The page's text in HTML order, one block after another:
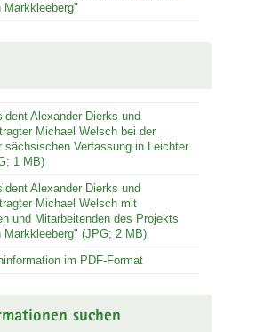
Alexander Dierks und
Michael Welsch bei der
sächsischen Verfassung in Leichter
1 MB)
Alexander Dierks und
Michael Welsch mit
und Mitarbeitenden des Projekts
Markkleeberg" (JPG; 2 MB)
im PDF-Format
suchen